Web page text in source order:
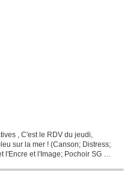
, C'est le RDV du jeudi,
sur la mer ! (Canson; Distress;
l'Encre et l'Image; Pochoir SG et